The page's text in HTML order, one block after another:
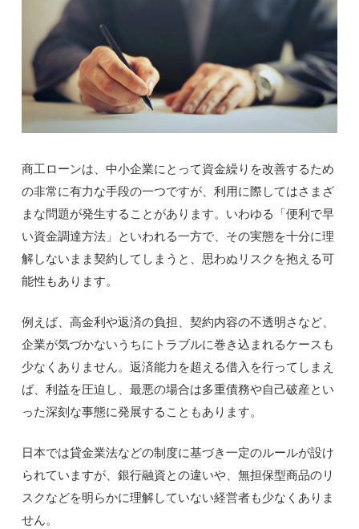
商工ローンは、中小企業にとって資金繰りを改善するため
の非常に有力な手段の一つですが、利用に際してはさまざ
まな問題が発生することがあります。いわゆる「便利で早
い資金調達方法」といわれる一方で、その実態を十分に理
解しないまま契約してしまうと、思わぬリスクを抱える可
能性もあります。
例えば、高金利や返済の負担、契約内容の不透明さなど、
企業が気づかないうちにトラブルに巻き込まれるケースも
少なくありません。返済能力を超える借入を行ってしまえ
ば、利益を圧迫し、最悪の場合は多重債務や自己破産とい
った深刻な事態に発展することもあります。
日本では貸金業法などの制度に基づき一定のルールが設け
られていますが、銀行融資との違いや、無担保型商品のリ
スクなどを明らかに理解していない経営者も少なくありま
せん。